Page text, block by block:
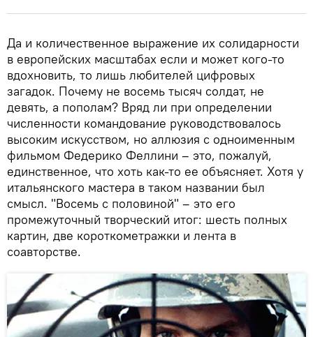
Да и количественное выражение их солидарности
в европейских масштабах если и может кого-то
вдохновить, то лишь любителей цифровых
загадок. Почему не восемь тысяч солдат, не
девять, а пополам? Вряд ли при определении
численности командование руководствовалось
высоким искусством, но аллюзия с одноименным
фильмом Федерико Феллини – это, пожалуй,
единственное, что хоть как-то ее объясняет. Хотя у
итальянского мастера в таком названии был
смысл. "Восемь с половиной" – это его
промежуточный творческий итог: шесть полных
картин, две короткометражки и лента в
соавторстве.